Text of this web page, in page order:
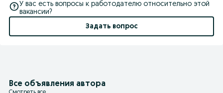
У вас есть вопросы к работодателю относительно этой
вакансии?
Задать вопрос
Все объявления автора